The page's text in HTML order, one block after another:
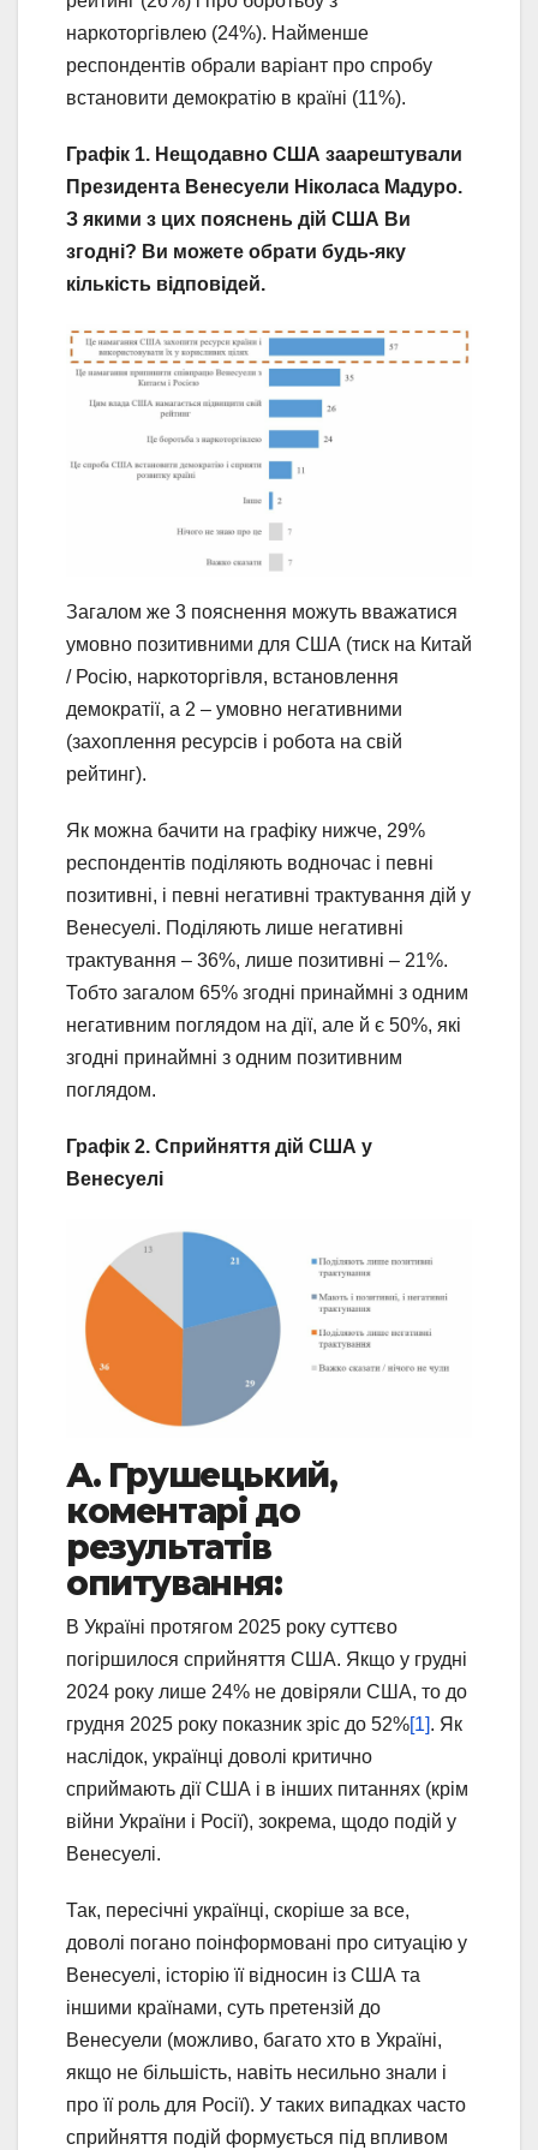
наркоторгівлею (24%). Найменше
респондентів обрали варіант про спробу
встановити демократію в країні (11%).
Графік 1. Нещодавно США заарештували
Президента Венесуели Ніколаса Мадуро.
З якими з цих пояснень дій США Ви
згодні? Ви можете обрати будь-яку
кількість відповідей.
Загалом же 3 пояснення можуть вважатися
умовно позитивними для США (тиск на Китай
/ Росію, наркоторгівля, встановлення
демократії, а 2 – умовно негативними
(захоплення ресурсів і робота на свій
рейтинг).
Як можна бачити на графіку нижче, 29%
респондентів поділяють водночас і певні
позитивні, і певні негативні трактування дій у
Венесуелі. Поділяють лише негативні
трактування – 36%, лише позитивні – 21%.
Тобто загалом 65% згодні принаймні з одним
негативним поглядом на дії, але й є 50%, які
згодні принаймні з одним позитивним
поглядом.
Графік 2. Сприйняття дій США у
Венесуелі
А. Грушецький,
коментарі до
результатів
опитування:
В Україні протягом 2025 року суттєво
погіршилося сприйняття США. Якщо у грудні
2024 року лише 24% не довіряли США, то до
грудня 2025 року показник зріс до 52%[1]. Як
наслідок, українці доволі критично
сприймають дії США і в інших питаннях (крім
війни України і Росії), зокрема, щодо подій у
Венесуелі.
Так, пересічні українці, скоріше за все,
доволі погано поінформовані про ситуацію у
Венесуелі, історію її відносин із США та
іншими країнами, суть претензій до
Венесуели (можливо, багато хто в Україні,
якщо не більшість, навіть несильно знали і
про її роль для Росії). У таких випадках часто
сприйняття подій формується під впливом